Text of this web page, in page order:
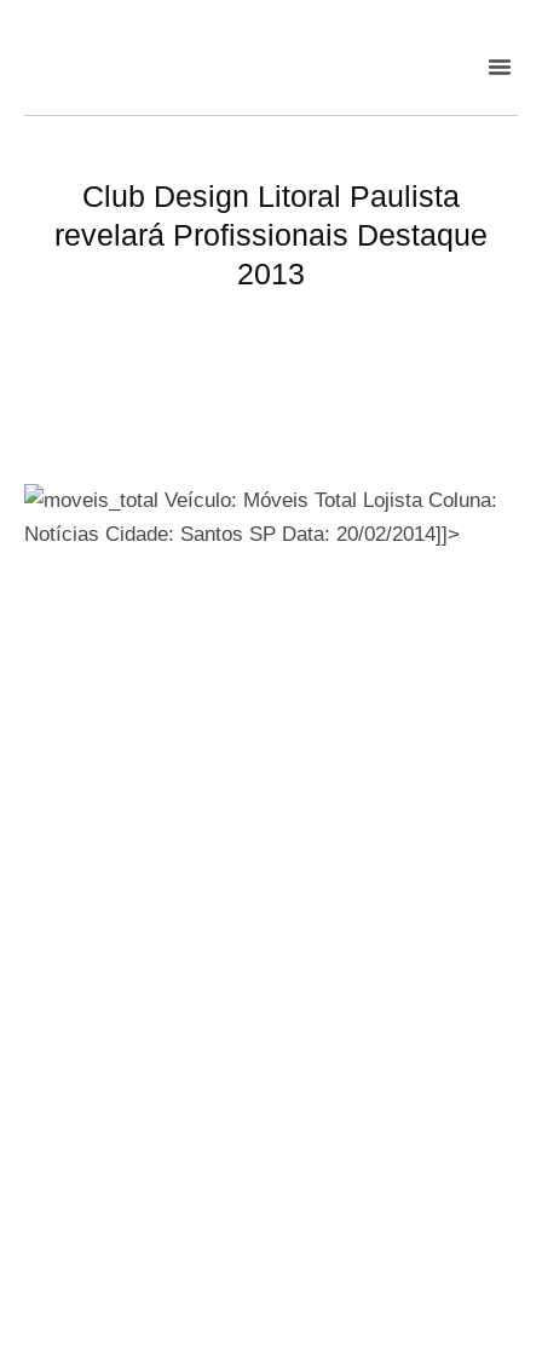
Club Design Litoral Paulista
revelará Profissionais Destaque
2013
Veículo: Móveis Total Lojista Coluna:
Notícias Cidade: Santos SP Data: 20/02/2014]]>